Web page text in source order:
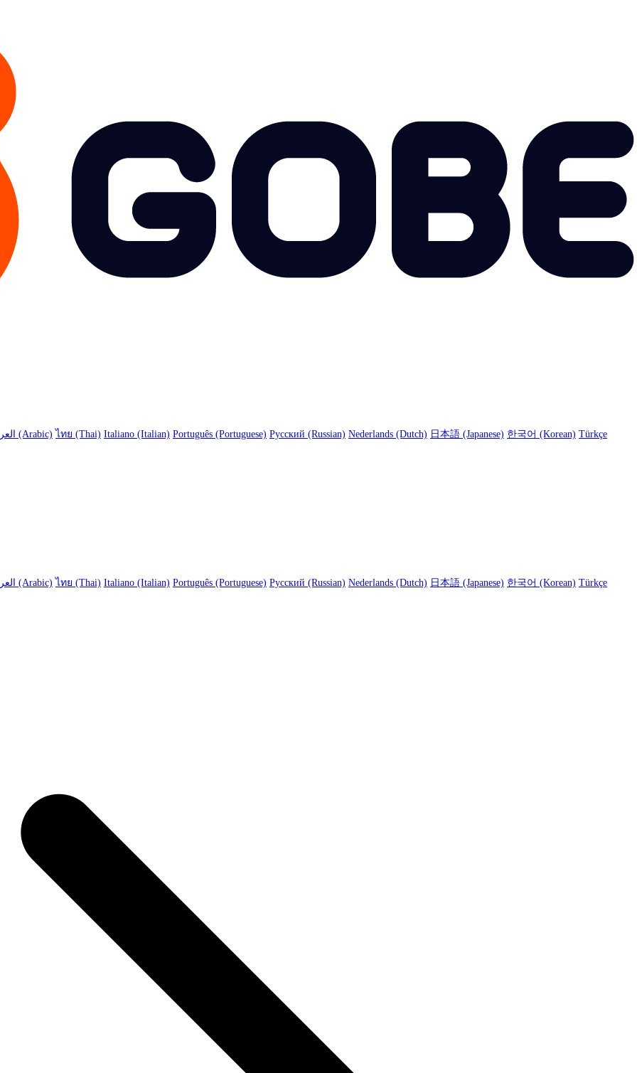
العربية (Arabic) ไทย (Thai) Italiano (Italian) Português (Portuguese) Русский (Russian) Nederlands (Dutch) 日本語 (Japanese) 한국어 (Korean) Türkçe
العربية (Arabic) ไทย (Thai) Italiano (Italian) Português (Portuguese) Русский (Russian) Nederlands (Dutch) 日本語 (Japanese) 한국어 (Korean) Türkçe